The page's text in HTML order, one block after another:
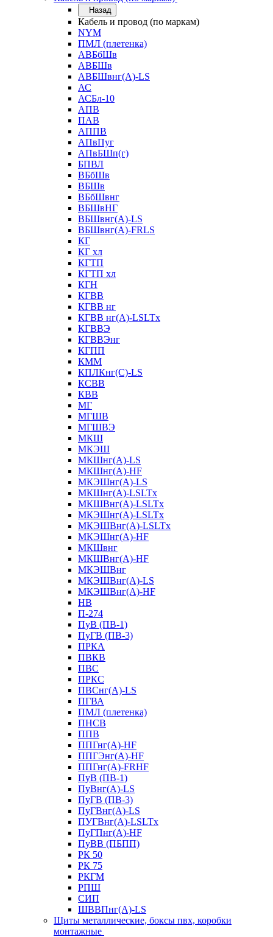
Назад
Кабель и провод (по маркам)
NYM
ПМЛ (плетенка)
АВБбШв
АВБШв
АВБШвнг(А)-LS
АС
АСБл-10
АПВ
ПАВ
АППВ
АПвПуг
АПвБШп(г)
БПВЛ
ВБбШв
ВБШв
ВБбШвнг
ВБШвНГ
ВБШвнг(А)-LS
ВБШвнг(А)-FRLS
КГ
КГ хл
КГТП
КГТП хл
КГН
КГВВ
КГВВ нг
КГВВ нг(А)-LSLTx
КГВВЭ
КГВВЭнг
КГПП
КММ
КПЛКнг(C)-LS
КСВВ
КВВ
МГ
МГШВ
МГШВЭ
МКШ
МКЭШ
МКШнг(А)-LS
МКШнг(А)-HF
МКЭШнг(А)-LS
МКШнг(А)-LSLTx
МКШВнг(A)-LSLTx
МКЭШнг(А)-LSLTx
МКЭШВнг(A)-LSLTx
МКЭШнг(А)-HF
МКШвнг
МКШВнг(А)-HF
МКЭШВнг
МКЭШВнг(А)-LS
МКЭШВнг(А)-HF
НВ
П-274
ПуВ (ПВ-1)
ПуГВ (ПВ-3)
ПРКА
ПВКВ
ПВС
ПРКС
ПВСнг(А)-LS
ПГВА
ПМЛ (плетенка)
ПНСВ
ППВ
ППГнг(А)-HF
ППГЭнг(А)-HF
ППГнг(А)-FRHF
ПуВ (ПВ-1)
ПуВнг(А)-LS
ПуГВ (ПВ-3)
ПуГВнг(А)-LS
ПУГВнг(А)-LSLTx
ПуГПнг(А)-HF
ПуВВ (ПБПП)
РК 50
РК 75
РКГМ
РПШ
СИП
ШВВПнг(А)-LS
Щиты металлические, боксы пвх, коробки
монтажные